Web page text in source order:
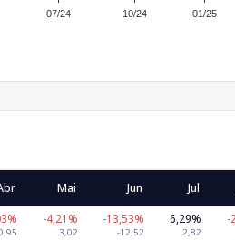
07/24 10/24 01/25
Mai Jun Jul
-4,21%
3,02
-13,53%
-12,52
6,29%
2,82
-